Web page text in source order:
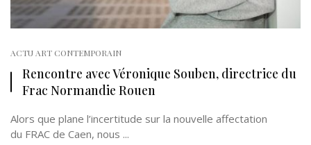
ACTU ART CONTEMPORAIN
Rencontre avec Véronique Souben, directrice du
Frac Normandie Rouen
Alors que plane l’incertitude sur la nouvelle affectation
du FRAC de Caen, nous ...